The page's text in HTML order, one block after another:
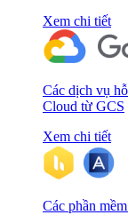
Xem chi tiết
Các dịch vụ
Cloud từ GCS
Xem chi tiết
Các phần